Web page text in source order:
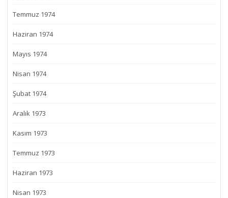
Temmuz 1974
Haziran 1974
Mayıs 1974
Nisan 1974
Şubat 1974
Aralık 1973
Kasım 1973
Temmuz 1973
Haziran 1973
Nisan 1973